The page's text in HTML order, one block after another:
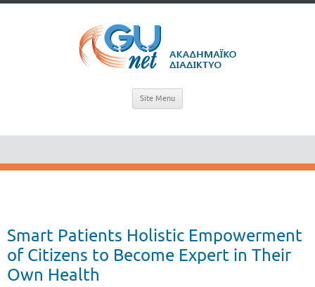
Site Menu
Smart Patients Holistic Empowerment
of Citizens to Become Expert in Their
Own Health